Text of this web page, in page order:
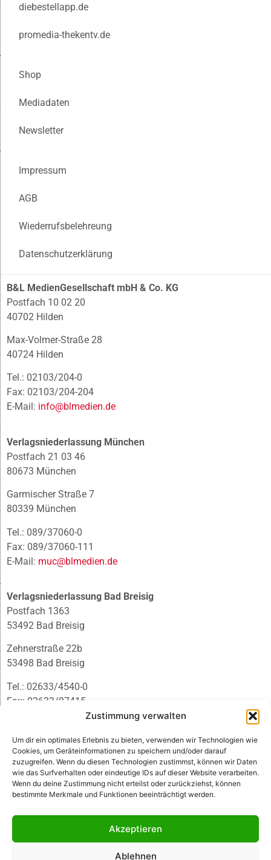
Zustimmung verwalten
Um dir ein optimales Erlebnis zu bieten, verwenden wir Technologien wie
Cookies, um Geräteinformationen zu speichern und/oder darauf
zuzugreifen. Wenn du diesen Technologien zustimmst, können wir Daten
wie das Surfverhalten oder eindeutige IDs auf dieser Website verarbeiten.
Wenn du deine Zustimmung nicht erteilst oder zurückziehst, können
bestimmte Merkmale und Funktionen beeinträchtigt werden.
Akzeptieren
Ablehnen
diebestellapp.de
promedia-thekentv.de
Shop
Mediadaten
Newsletter
Impressum
AGB
Wiederrufsbelehreung
Datenschutzerklärung
B&L MedienGesellschaft mbH & Co. KG
Postfach 10 02 20
40702 Hilden
Max-Volmer-Straße 28
40724 Hilden
Tel.: 02103/204-0
Fax: 02103/204-204
E-Mail: info@blmedien.de
Verlagsniederlassung München
Postfach 21 03 46
80673 München
Garmischer Straße 7
80339 München
Tel.: 089/37060-0
Fax: 089/37060-111
E-Mail: muc@blmedien.de
Verlagsniederlassung Bad Breisig
Postfach 1363
53492 Bad Breisig
Zehnerstraße 22b
53498 Bad Breisig
Tel.: 02633/4540-0
Fax: 02633/97415
infobb@blmedien.de